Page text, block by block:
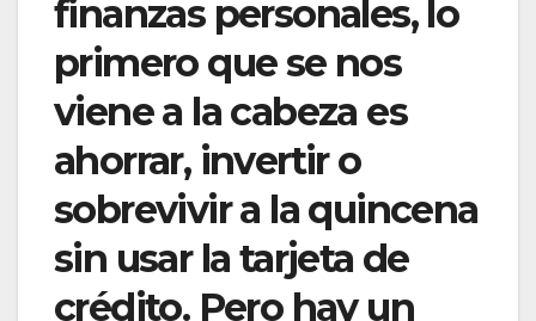
finanzas personales, lo
primero que se nos
viene a la cabeza es
ahorrar, invertir o
sobrevivir a la quincena
sin usar la tarjeta de
crédito. Pero hay un